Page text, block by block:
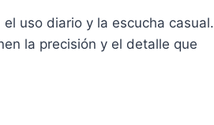
uso diario y la escucha casual.
la precisión y el detalle que